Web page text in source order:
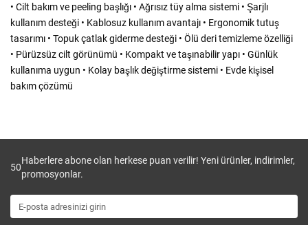
• Cilt bakım ve peeling başlığı • Ağrısız tüy alma sistemi • Şarjlı
kullanım desteği • Kablosuz kullanım avantajı • Ergonomik tutuş
tasarımı • Topuk çatlak giderme desteği • Ölü deri temizleme özelliği
• Pürüzsüz cilt görünümü • Kompakt ve taşınabilir yapı • Günlük
kullanıma uygun • Kolay başlık değiştirme sistemi • Evde kişisel
bakım çözümü
50
Haberlere abone olan herkese puan verilir! Yeni ürünler, indirimler,
promosyonlar.